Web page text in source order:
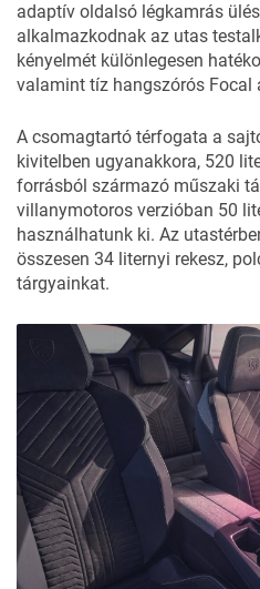
adaptív oldalsó légkamrás
alkalmazkodnak az utas
kényelmét különlegesen
valamint tíz hangszórós Focal
A csomagtartó térfogata a
kivitelben ugyanakkora, 520
forrásból származó műszaki
villanymotoros verzióban 50
használhatunk ki. Az
összesen 34 liternyi rekesz,
tárgyainkat.